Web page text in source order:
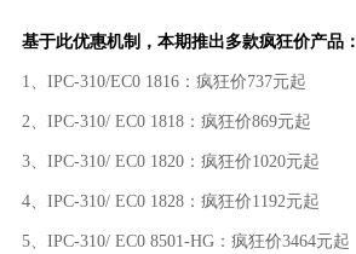
基于此优惠机制，本期推出多款疯狂价产品：
1、 IPC-310/EC0 1816：疯狂价737元起
2、 IPC-310/ EC0 1818：疯狂价869元起
3、 IPC-310/ EC0 1820：疯狂价1020元起
4、 IPC-310/ EC0 1828：疯狂价1192元起
5、 IPC-310/ EC0 8501-HG：疯狂价3464元起